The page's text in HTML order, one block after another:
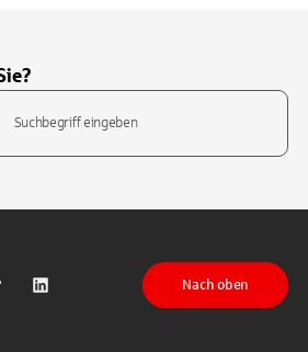
auf Instagram
auf TikTok
Sparkasse auf LinkedIn
Nach oben